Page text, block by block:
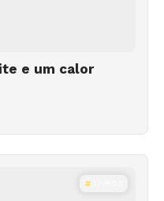
e um calor